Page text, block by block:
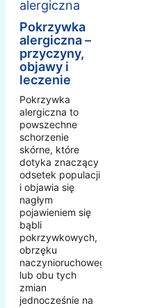
Pokrzywka
alergiczna –
przyczyny,
objawy i
leczenie
Pokrzywka
alergiczna to
powszechne
schorzenie
skórne, które
dotyka znaczący
odsetek populacji
i objawia się
nagłym
pojawieniem się
bąbli
pokrzywkowych,
obrzęku
naczynioruchowego
lub obu tych
zmian
jednocześnie na